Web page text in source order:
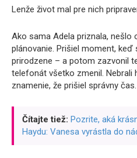
Lenže život mal pre nich
Ako sama Adela priznala, nešlo
plánovanie. Prišiel moment, keď
prirodzene – a potom zazvonil
telefonát všetko zmenil. Nebrali
znamenie, že prišiel správny čas.
Čítajte tiež: Pozrite, aká
Haydu: Vanesa vyrástla do